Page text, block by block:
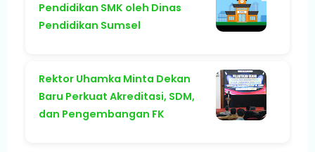
Pendidikan SMK oleh Dinas
Pendidikan Sumsel
Rektor Uhamka Minta Dekan
Baru Perkuat Akreditasi, SDM,
dan Pengembangan FK